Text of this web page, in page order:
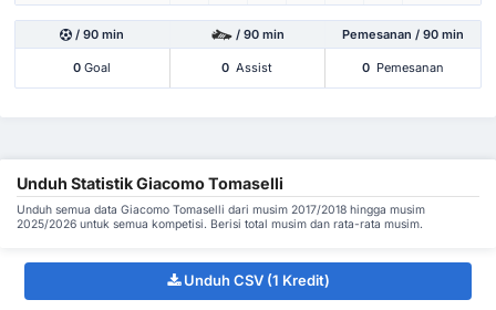
/ 90 min / 90 min Pemesanan / 90 min
0 Goal 0 Assist 0 Pemesanan
Unduh Statistik Giacomo Tomaselli
Unduh semua data Giacomo Tomaselli dari musim 2017/2018 hingga musim
2025/2026 untuk semua kompetisi. Berisi total musim dan rata-rata musim.
Unduh CSV (1 Kredit)